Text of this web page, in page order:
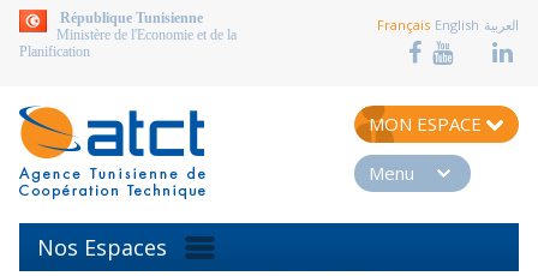
aller au contenu
République Tunisienne
Ministère de l'Economie et de la
Planification
Français English العربية
MON ESPACE
Menu
Nos Espaces